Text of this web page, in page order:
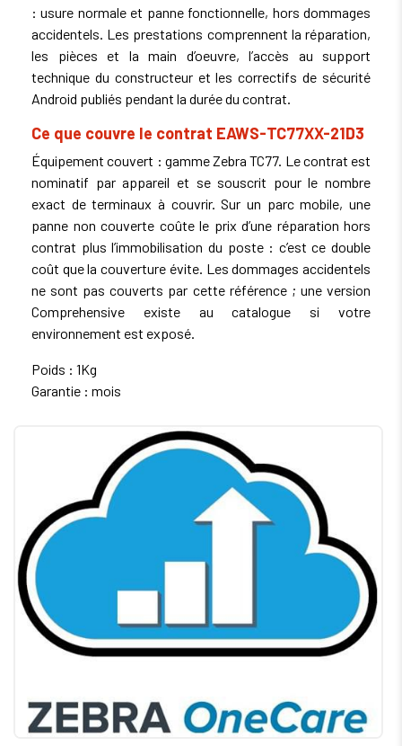
: usure normale et panne fonctionnelle, hors dommages
accidentels. Les prestations comprennent la réparation,
les pièces et la main d’oeuvre, l’accès au support
technique du constructeur et les correctifs de sécurité
Android publiés pendant la durée du contrat.
Ce que couvre le contrat EAWS-TC77XX-21D3
Équipement couvert : gamme Zebra TC77. Le contrat est
nominatif par appareil et se souscrit pour le nombre
exact de terminaux à couvrir. Sur un parc mobile, une
panne non couverte coûte le prix d’une réparation hors
contrat plus l’immobilisation du poste : c’est ce double
coût que la couverture évite. Les dommages accidentels
ne sont pas couverts par cette référence ; une version
Comprehensive existe au catalogue si votre
environnement est exposé.
Poids : 1Kg
Garantie : mois